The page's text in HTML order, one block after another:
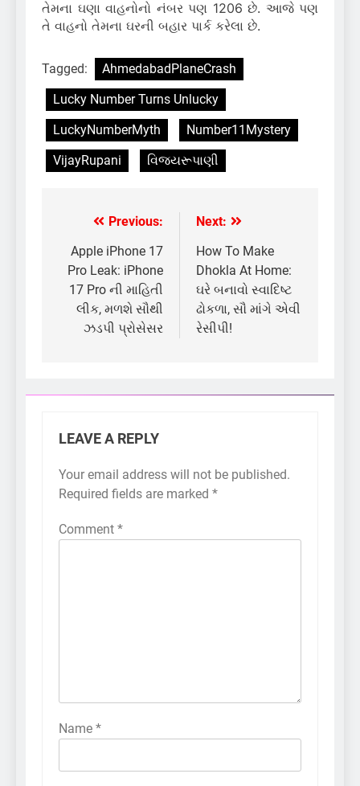
તેમના ઘણા વાહનોનો નંબર પણ 1206 છે. આજે પણ
તે વાહનો તેમના ઘરની બહાર પાર્ક કરેલા છે.
Tagged:
AhmedabadPlaneCrash
Lucky Number Turns Unlucky
LuckyNumberMyth
Number11Mystery
VijayRupani
વિજયરૂપાણી
Post
navigation
Previous:
Apple iPhone 17
Pro Leak: iPhone
17 Pro ની માહિતી
લીક, મળશે સૌથી
ઝડપી પ્રોસેસર
Next:
How To Make
Dhokla At Home:
ઘરે બનાવો સ્વાદિષ્ટ
ઢોકળા, સૌ માંગે એવી
રેસીપી!
LEAVE A REPLY
Your email address will not be published.
Required fields are marked *
Comment *
Name *